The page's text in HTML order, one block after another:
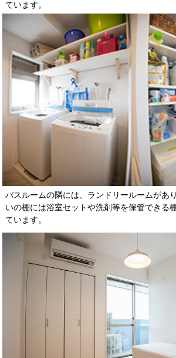
ています。
バスルームの隣には、ランドリールームがあ
いの棚には浴室セットや洗剤等を保管できる
ています。